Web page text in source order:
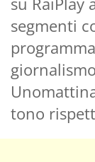
segmenti
tono